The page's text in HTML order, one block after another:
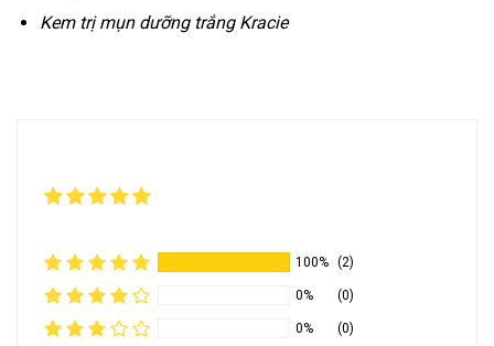
Kem trị mụn dưỡng trắng Kracie
100% (2)
0% (0)
0% (0)